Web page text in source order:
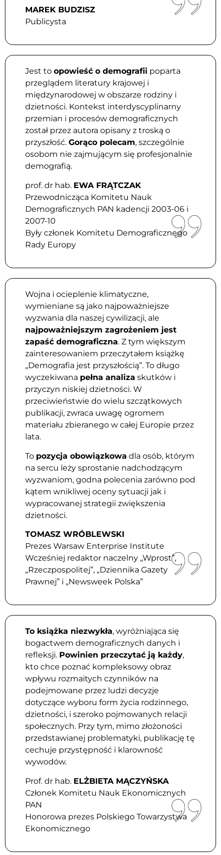
MAREK BUDZISZ
Publicysta
Jest to opowieść o demografii poparta
przeglądem literatury krajowej i
międzynarodowej w obszarze rodziny i
dzietności. Kontekst interdyscyplinarny
przemian i procesów demograficznych
został przez autora opisany z troską o
przyszłość. Gorąco polecam, szczególnie
osobom nie zajmującym się profesjonalnie
demografią.
prof. dr hab. EWA FRĄTCZAK
Przewodnicząca Komitetu Nauk
Demograficznych PAN kadencji 2003-06 i
2007-10
Były członek Komitetu Demograficznego
Rady Europy
Wojna i ocieplenie klimatyczne,
wymieniane są jako najpoważniejsze
wyzwania dla naszej cywilizacji, ale
najpoważniejszym zagrożeniem jest
zapaść demograficzna. Z tym większym
zainteresowaniem przeczytałem książkę
„Demografia jest przyszłością”. To długo
wyczekiwana pełna analiza skutków i
przyczyn niskiej dzietności. W
przeciwieństwie do wielu szczątkowych
publikacji, zwraca uwagę ogromem
materiału zbieranego w całej Europie przez
lata.
To pozycja obowiązkowa dla osób, którym
na sercu leży sprostanie nadchodzącym
wyzwaniom, godna polecenia zarówno pod
kątem wnikliwej oceny sytuacji jak i
wypracowanej strategii zwiększenia
dzietności.
TOMASZ WRÓBLEWSKI
Prezes Warsaw Enterprise Institute
Wcześniej redaktor naczelny „Wprost”,
„Rzeczpospolitej”, „Dziennika Gazety
Prawnej” i „Newsweek Polska”
To książka niezwykła, wyróżniająca się
bogactwem demograficznych danych i
refleksji. Powinien przeczytać ją każdy,
kto chce poznać kompleksowy obraz
wpływu rozmaitych czynników na
podejmowane przez ludzi decyzje
dotyczące wyboru form życia rodzinnego,
dzietności, i szeroko pojmowanych relacji
społecznych. Przy tym, mimo złożoności
przedstawianej problematyki, publikację tę
cechuje przystępność i klarowność
wywodów.
Prof. dr hab. ELŻBIETA MĄCZYŃSKA
Członek Komitetu Nauk Ekonomicznych
PAN
Honorowa prezes Polskiego Towarzystwa
Ekonomicznego